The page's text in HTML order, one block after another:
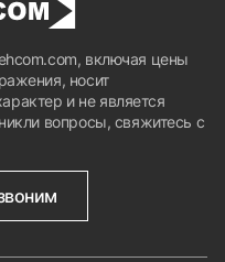
включая цены
носит
и не является
вопросы, свяжитесь с